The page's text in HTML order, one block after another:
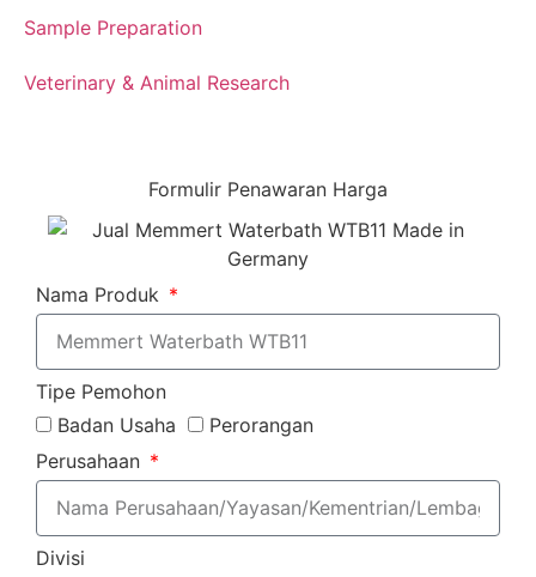
Sample Preparation
Veterinary & Animal Research
Formulir Penawaran Harga
Nama Produk
Tipe Pemohon
Badan Usaha
Perorangan
Perusahaan
Divisi